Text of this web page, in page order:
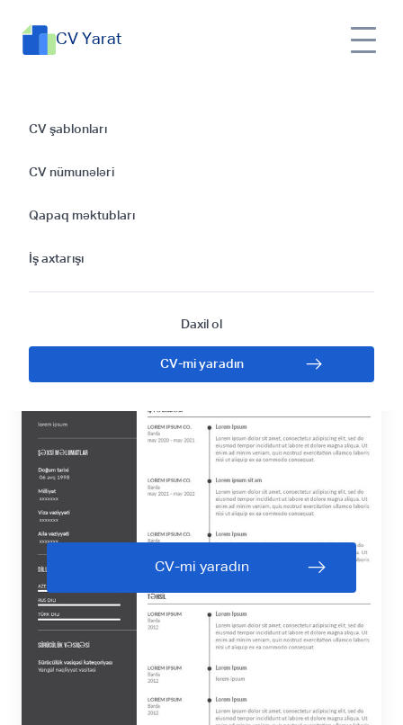
CV Yarat
CV şablonları
CV nümunələri
Qapaq məktubları
İş axtarışı
Daxil ol
CV-mi yaradın
Hüquq elmi üzrə
müəllim CV
hazırlamaq üçün
təlimatlar
CV-mi yaradın